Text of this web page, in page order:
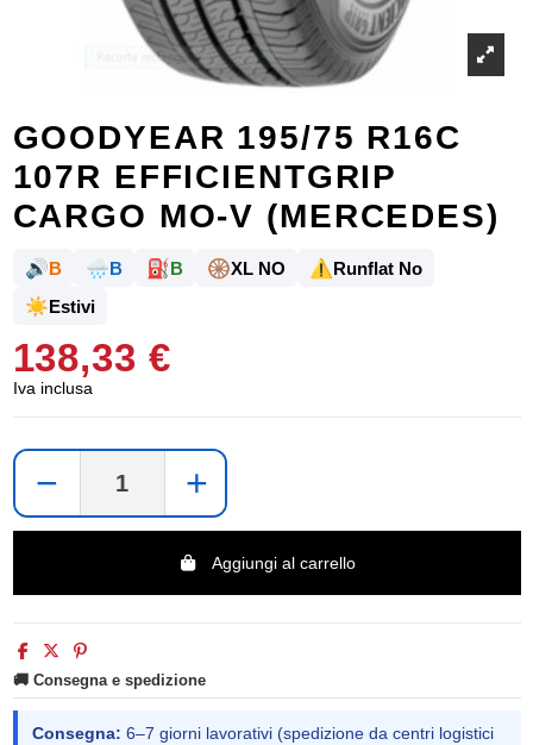
GOODYEAR 195/75 R16C
107R EFFICIENTGRIP
CARGO MO-V (MERCEDES)
🔊B 🌧️B ⛽B 🛞XL NO ⚠️Runflat No
☀️Estivi
138,33 €
Iva inclusa
− +
Aggiungi al carrello
🚚 Consegna e spedizione
Consegna: 6–7 giorni lavorativi (spedizione da centri logistici